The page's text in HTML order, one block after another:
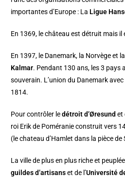
importantes d’Europe : La Ligue
En 1369, le château est détruit mais
En 1397, le Danemark, la Norvège et
Kalmar. Pendant 130 ans, les 3 pays
souverain. L’union du Danemark
1814.
Pour contrôler ledétroit d’Øresund et
roi Erik de Poméranie construit vers
(le chateau d’Hamlet dans la pièce de
La ville de plus en plus riche et
guildes d’artisanset de l’Université